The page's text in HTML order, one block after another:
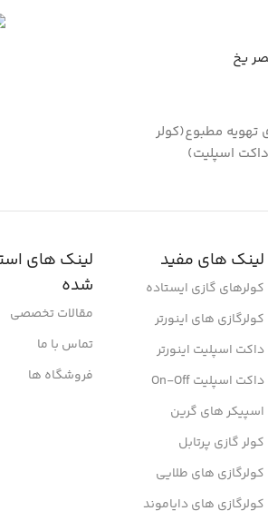
یخ
مطبوع(کولر
اسپلیت)
لینک های مفید
کولرهای گازی ایستاده
کولرگازی های اینورتر
داکت اسپلیت اینورتر
داکت اسپلیت On-Off
اسپیکر های گرین
کولر گازی پرتابل
کولرگازی های طلایی
کولرگازی های دایاموند
لینک های
شده
مقالات تخصصی
تماس با ما
فروشگاه ها